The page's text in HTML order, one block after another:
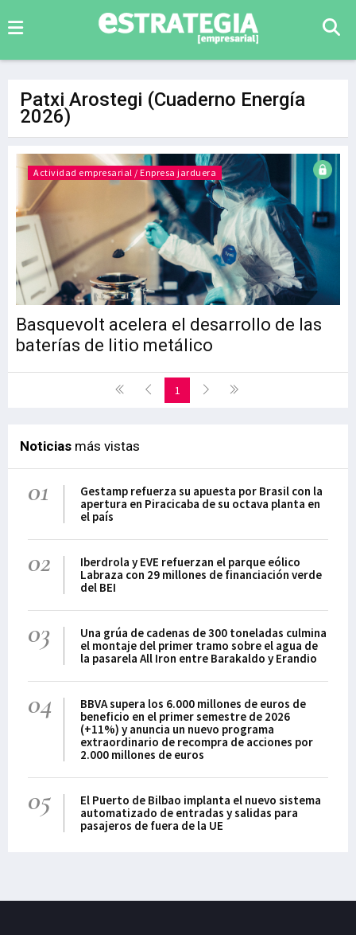
Patxi Arostegi (Cuaderno Energía
2026)
Basquevolt acelera el desarrollo de las
baterías de litio metálico
Actividad empresarial / Enpresa jarduera
1
Noticias más vistas
01
Gestamp refuerza su apuesta por Brasil con la
apertura en Piracicaba de su octava planta en
el país
02
Iberdrola y EVE refuerzan el parque eólico
Labraza con 29 millones de financiación verde
del BEI
03
Una grúa de cadenas de 300 toneladas culmina
el montaje del primer tramo sobre el agua de
la pasarela All Iron entre Barakaldo y Erandio
04
BBVA supera los 6.000 millones de euros de
beneficio en el primer semestre de 2026
(+11%) y anuncia un nuevo programa
extraordinario de recompra de acciones por
2.000 millones de euros
05
El Puerto de Bilbao implanta el nuevo sistema
automatizado de entradas y salidas para
pasajeros de fuera de la UE